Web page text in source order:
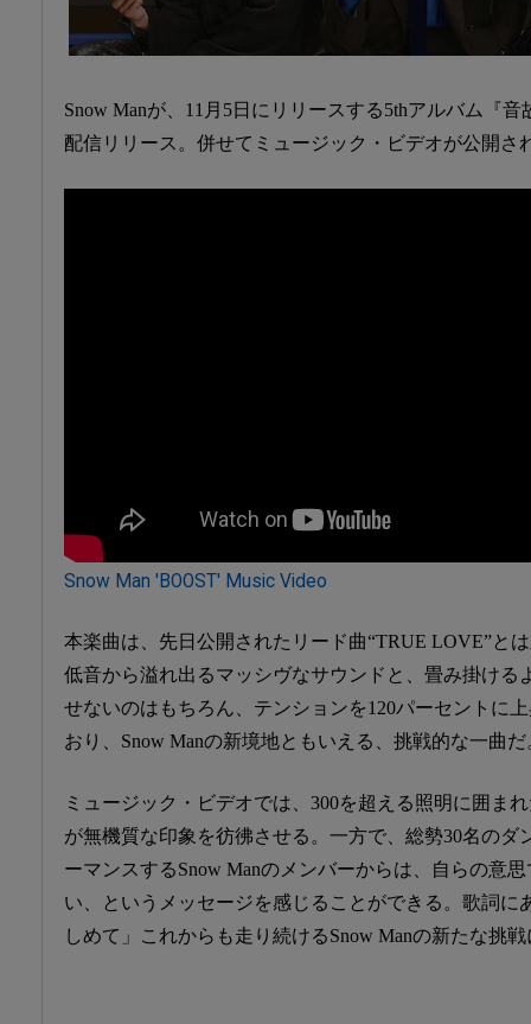
Snow Manが、11月5日にリリースする5thアルバム『
配信リリース。併せてミュージック・ビデオが公開さ
Snow Man 'BOOST' Music Video
本楽曲は、先日公開されたリード曲“TRUE LOVE”と
低音から溢れ出るマッシヴなサウンドと、畳み掛ける
せないのはもちろん、テンションを120パーセントに
おり、Snow Manの新境地ともいえる、挑戦的な一曲だ
ミュージック・ビデオでは、300を超える照明に囲ま
が無機質な印象を彷彿させる。一方で、総勢30名のダ
ーマンスするSnow Manのメンバーからは、自らの意
い、というメッセージを感じることができる。歌詞に
しめて」これからも走り続けるSnow Manの新たな挑